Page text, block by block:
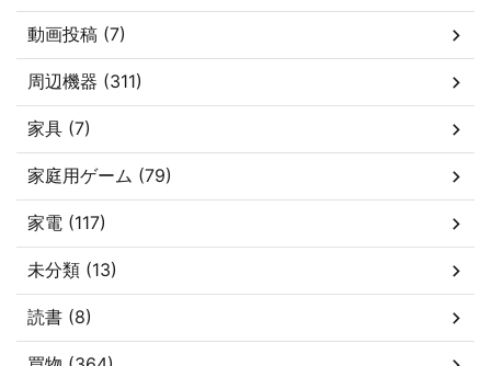
動画投稿 (7)
周辺機器 (311)
家具 (7)
家庭用ゲーム (79)
家電 (117)
未分類 (13)
読書 (8)